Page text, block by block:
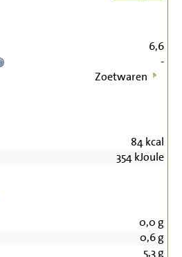
6,6
-
Zoetwaren
84kcal
354kJoule
0,0 g
0,6g
5,3g